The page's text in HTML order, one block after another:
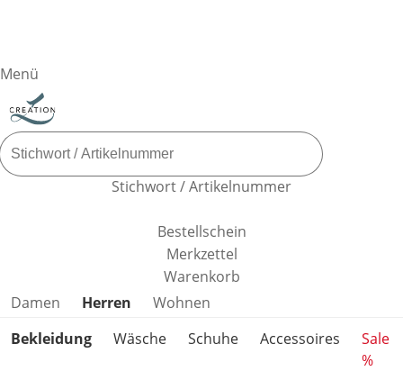
Menü
Stichwort / Artikelnummer
Bestellschein
Merkzettel
Warenkorb
Produktkategorien überspringen
Damen Herren
Wohnen
Bekleidung
Wäsche Schuhe Accessoires
Sale
%